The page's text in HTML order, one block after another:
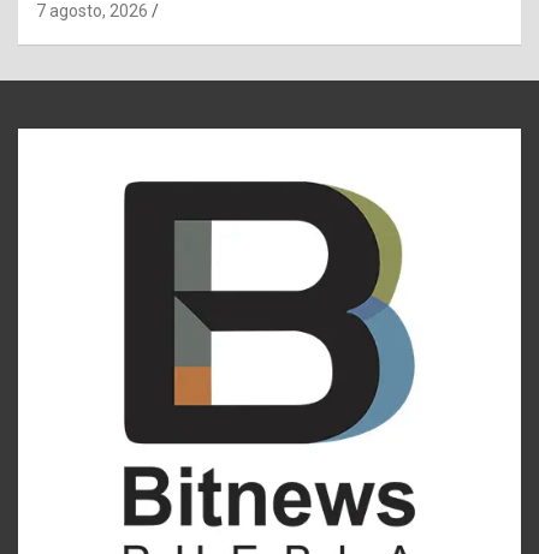
7 agosto, 2026